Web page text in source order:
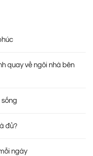
quay về ngôi nhà bên
sống
đủ?
ngày